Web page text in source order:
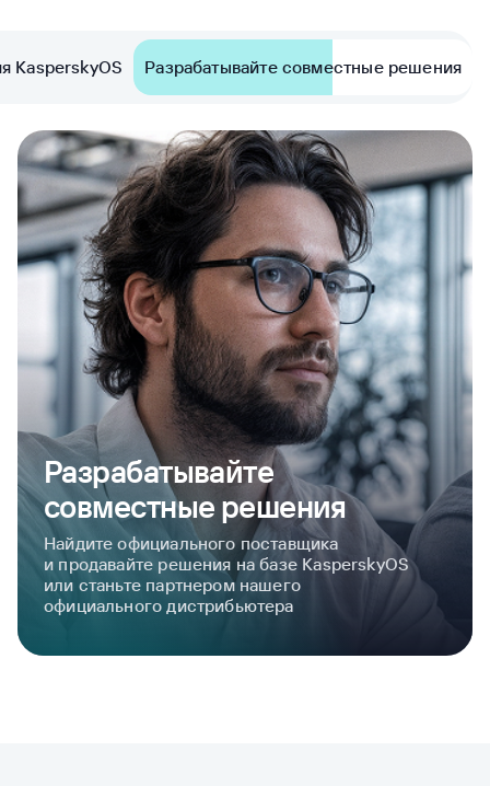
KasperskyOS Разрабатывайте совместные решения
Разрабатывайте
совместные решения
Найдите официального поставщика
и продавайте решения на базе KasperskyOS
или станьте партнером нашего
официального дистрибьютера